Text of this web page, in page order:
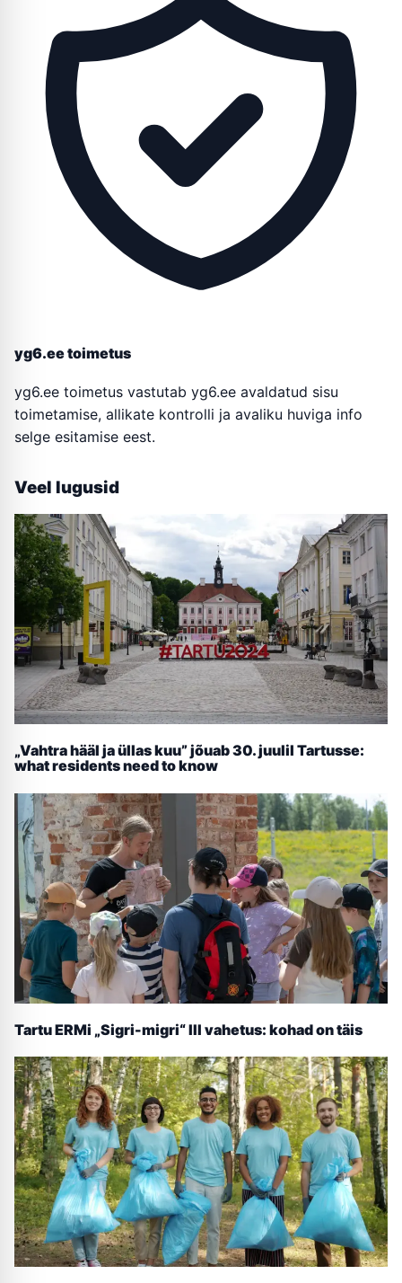
yg6.ee toimetus
yg6.ee toimetus vastutab yg6.ee avaldatud sisu
toimetamise, allikate kontrolli ja avaliku huviga info
selge esitamise eest.
Veel lugusid
„Vahtra hääl ja üllas kuu” jõuab 30. juulil Tartusse:
what residents need to know
Tartu ERMi „Sigri-migri“ III vahetus: kohad on täis